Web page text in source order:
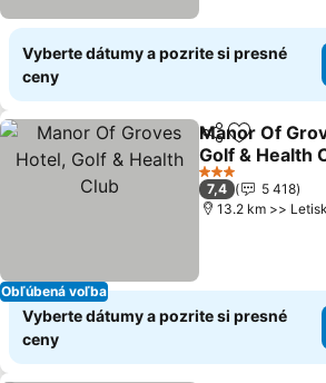
Vyberte dátumy a pozrite si presné
ceny
Obľúbená voľba
ZdieľaťPridať do
Manor Of
Golf & Health
Zobraziť ceny
3 Počet hviezdičiek
7,4
5 418
13.2 km >>
Vyberte dátumy a pozrite si presné
ceny